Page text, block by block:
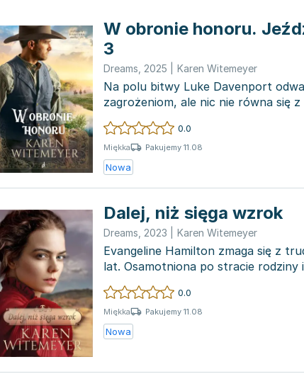
W obronie honoru.
3
Dreams 2025 Karen Witemeyer
Na polu bitwy Luke Davenport
zagrożeniom, ale nic nie równa się
miłość. Dotąd...
0.0
Miękka Pakujemy 11.08
Nowa
Dalej, niż sięga wzrok
Dreams 2023 Karen Witemeyer
Evangeline Hamilton zmaga się z
lat. Osamotniona po stracie rodziny
różnyc...
0.0
Miękka Pakujemy 11.08
Nowa